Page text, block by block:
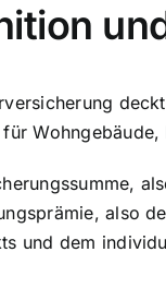
also
und dem